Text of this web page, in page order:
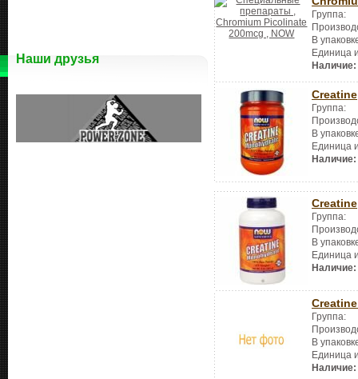
Наши друзья
Группа:
В
Единица
Наличие:
Creatine
Группа:
В
Единица
Наличие:
Creatine
Группа:
В
Единица
Наличие:
Группа:
В
Единица
Наличие: